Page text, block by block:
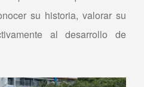
su historia, valorar su
al desarrollo de